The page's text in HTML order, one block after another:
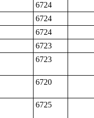
6724
6724
6724
6723
6723
6720
6725